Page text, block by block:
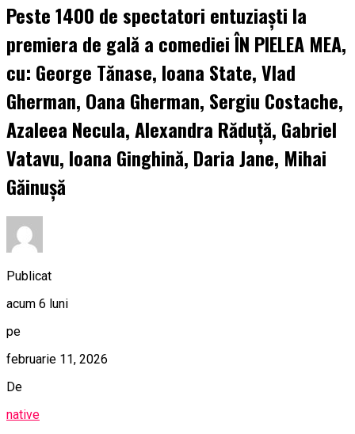
Peste 1400 de spectatori entuziaști la
premiera de gală a comediei ÎN PIELEA MEA,
cu: George Tănase, Ioana State, Vlad
Gherman, Oana Gherman, Sergiu Costache,
Azaleea Necula, Alexandra Răduță, Gabriel
Vatavu, Ioana Ginghină, Daria Jane, Mihai
Găinușă
Publicat
acum 6 luni
pe
februarie 11, 2026
De
native